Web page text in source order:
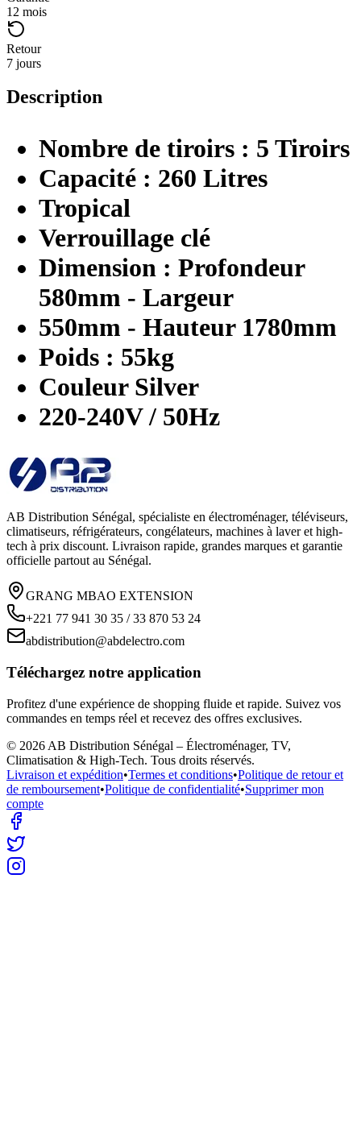
12 mois
Retour
7 jours
Description
Nombre de tiroirs : 5 Tiroirs
Capacité : 260 Litres
Tropical
Verrouillage clé
Dimension : Profondeur
580mm - Largeur
550mm - Hauteur 1780mm
Poids : 55kg
Couleur Silver
220-240V / 50Hz
AB Distribution Sénégal, spécialiste en électroménager, téléviseurs,
climatiseurs, réfrigérateurs, congélateurs, machines à laver et high-
tech à prix discount. Livraison rapide, grandes marques et garantie
officielle partout au Sénégal.
GRANG MBAO EXTENSION
+221 77 941 30 35 / 33 870 53 24
abdistribution@abdelectro.com
Téléchargez notre application
Profitez d'une expérience de shopping fluide et rapide. Suivez vos
commandes en temps réel et recevez des offres exclusives.
© 2026 AB Distribution Sénégal – Électroménager, TV,
Climatisation & High-Tech. Tous droits réservés.
Livraison et expédition•Termes et conditions•Politique de retour et
de remboursement•Politique de confidentialité•Supprimer mon
compte